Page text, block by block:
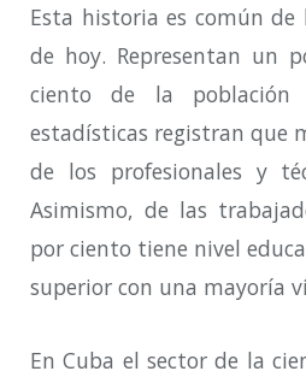
Esta historia es común de
de hoy. Representan un
ciento de la
estadísticas registran que
de los profesionales y
Asimismo, de las
por ciento tiene nivel
superior con una mayoría
En Cuba el sector de la